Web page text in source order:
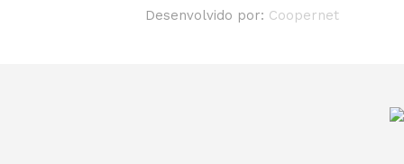
Desenvolvido por: Coopernet